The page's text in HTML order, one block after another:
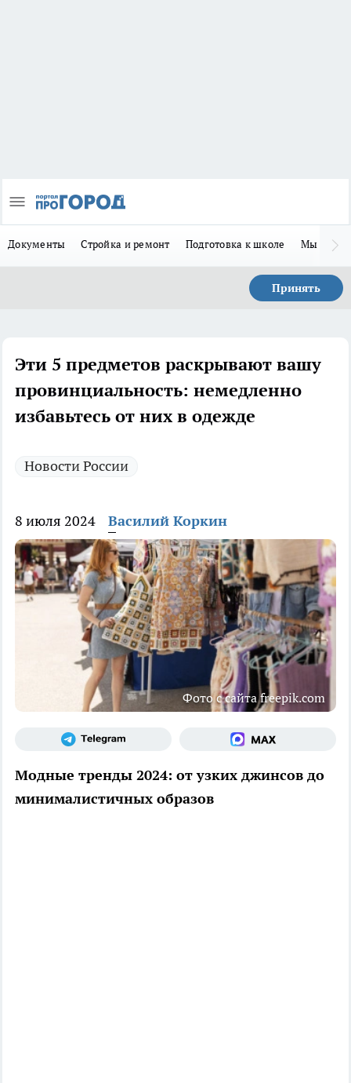
Документы Стройка и ремонт Подготовка к школе Мы в MAX
Принять
Эти 5 предметов раскрывают вашу
провинциальность: немедленно
избавьтесь от них в одежде
Новости России
8 июля 2024 Василий Коркин
Фото с сайта freepik.com
Модные тренды 2024: от узких джинсов до
минималистичных образов